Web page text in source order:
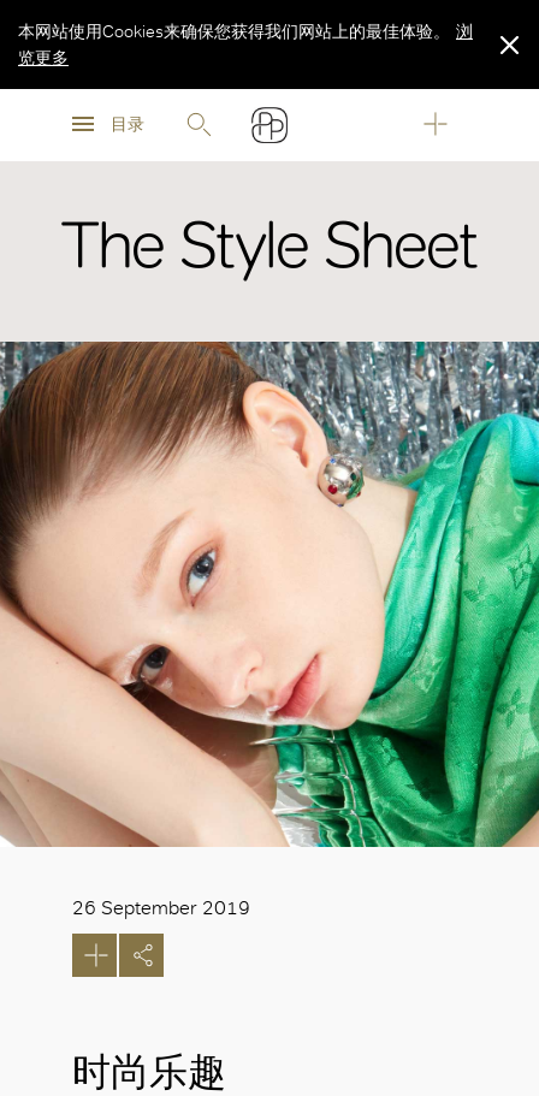
浏
目录
本网站使用Cookies来确保您获得我们网站上的最佳体验。
浏
览更多
The Style Sheet
26 September 2019
时尚乐趣